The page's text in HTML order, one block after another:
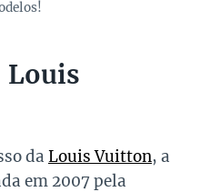
Louis
da Louis Vuitton, a
em 2007 pela